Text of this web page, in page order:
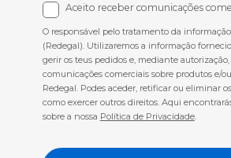
Aceito receber comunicações
O responsável pelo tratamento da informação
(Redegal). Utilizaremos a informação
gerir os teus pedidos e, mediante
comunicações comerciais sobre produtos e/
Redegal. Podes aceder, retificar ou eliminar
como exercer outros direitos. Aqui
sobre a nossa Política de Privacidade.